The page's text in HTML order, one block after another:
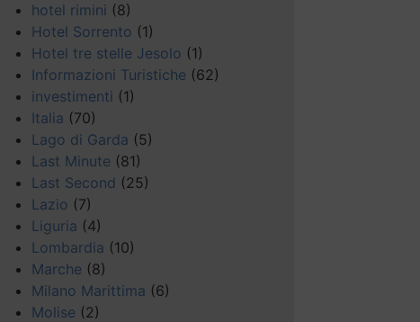
hotel rimini (8)
Hotel Sorrento (1)
Hotel tre stelle Jesolo (1)
Informazioni Turistiche (62)
investimenti (1)
Italia (70)
Lago di Garda (5)
Last Minute (81)
Last Second (25)
Lazio (7)
Liguria (4)
Lombardia (10)
Marche (8)
Milano Marittima (6)
Molise (2)